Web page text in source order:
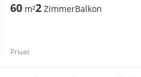
60 m²2 ZimmerBalkon
Privat